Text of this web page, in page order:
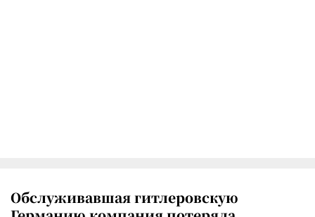
Обслуживавшая гитлеровскую